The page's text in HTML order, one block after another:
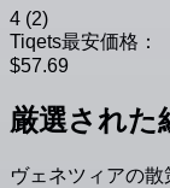
4 (2)
Tiqets最安価格：
$57.69
厳選された
ヴェネツィアの